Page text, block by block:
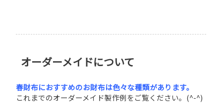
オーダーメイドについて
春財布におすすめのお財布は色々な種類があります。
これまでのオーダーメイド製作例をご覧ください。(^-^)